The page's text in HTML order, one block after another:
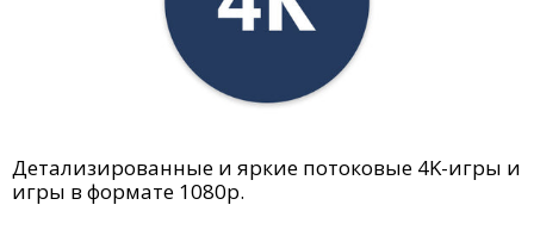
Детализированные и яркие потоковые 4K-игры и
игры в формате 1080p.